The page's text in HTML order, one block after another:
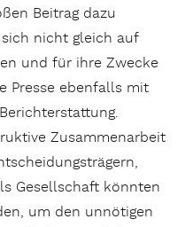
Beitrag dazu
nicht gleich auf
und für ihre Zwecke
Presse ebenfalls mit
Zusammenarbeit
Gesellschaft könnten
um den unnötigen